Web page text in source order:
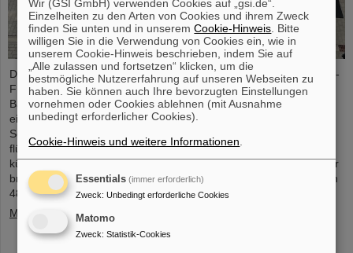
Die erste Komponente des FAIR-Superfragmentseparators Super-
FRS, ein supraleitender Multiplett-Magnet, ist auf das FAIR-
Baufeld gebracht worden. Bei einem Multiplett handelt es sich um
eine Kombination verschiedener Magnettypen (Quadrupol,
Sextupol, Oktupol und Steuerdipol), die in einem gemeinsamen
flüssigen Heliumbehälter und Kryostat untergebracht sind. Der
kürzliche Transport der rund fünf Meter langen, zweieinhalb Meter
breiten und vier Meter hohen Komponente mit einem Gewicht von
48 Tonnen…
Mehr »
Wir (GSI GmbH) verwenden Cookies auf „gsi.de“.
Einzelheiten zu den Arten von Cookies und ihrem Zweck
finden Sie unten und in unseremCookie-Hinweis . Bitte
willigen Sie in die Verwendung von Cookies ein, wie in
unserem Cookie-Hinweis beschrieben, indem Sie auf
„Alle zulassen und fortsetzen“ klicken, um die
bestmögliche Nutzererfahrung auf unseren Webseiten zu
haben. Sie können auch Ihre bevorzugten Einstellungen
vornehmen oder Cookies ablehnen (mit Ausnahme
unbedingt erforderlicher Cookies).
Cookie-Hinweis und weitere Informationen
Essentials (immer erforderlich)
Zweck: Unbedingt erforderliche Cookies
Matomo
Zweck: Statistik-Cookies